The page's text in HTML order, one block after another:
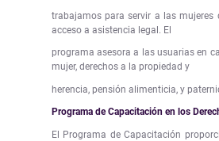
trabajamos para servir a las mujeres
acceso a asistencia legal. El
programa asesora a las usuarias en
mujer, derechos a la propiedad y
herencia, pensión alimenticia, y
Programa de Capacitación en los
El Programa de Capacitación